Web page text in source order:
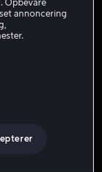
Opbevare
annoncering